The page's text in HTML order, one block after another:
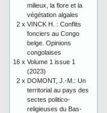
milieux, la flore et la
végétation algales
2 x VINCK H. : Conflits
fonciers au Congo
belge. Opinions
congolaises
16 x Volume 1 issue 1
(2023)
2 x DOMONT, J.-M.: Un
territorial au pays des
sectes politico-
religieuses du Bas-